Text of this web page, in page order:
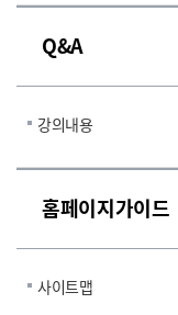
Q&A
강의내용
홈페이지가이드
사이트맵